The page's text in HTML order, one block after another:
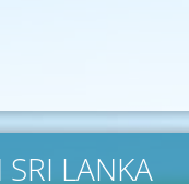
LANKA